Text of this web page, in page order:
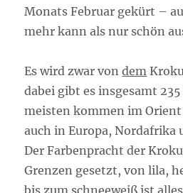
Monats Februar gekürt –
mehr kann als nur schön
Es wird zwar vondem
dabei gibt es insgesamt
meisten kommen im Orient
auch in Europa, Nordafrika
Der Farbenpracht der
Grenzen gesetzt, von lila,